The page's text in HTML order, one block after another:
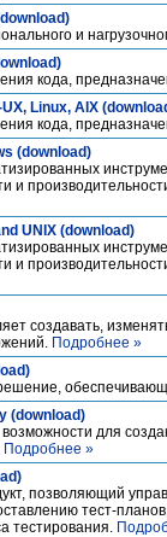
и
кода,
Linux, AIX
кода,
(download)
UNIX (download)
создавать,
Подробнее »
(download)
возможности для
Подробнее »
позволяющий
тест-
тестирования.